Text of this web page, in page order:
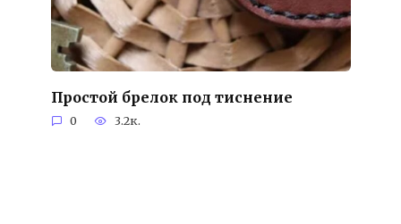
Простой брелок под тиснение
0 3.2к.